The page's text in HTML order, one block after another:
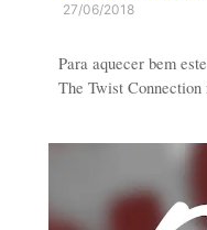
27/06/2018
Para aquecer bem
The Twist